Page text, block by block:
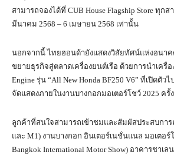
สามารถจองได้ที่ CUB House Flagship Store ทุก
มีนาคม 2568 – 6 เมษายน 2568 เท่านั้น
นอกจากนี้ ไทยฮอนด้ายังแสดงวิสัยทัศน์แห่งอนา
ขยายธุรกิจสู่ตลาดเครื่องยนต์เรือ ด้วยการนำเครื่อ
Engine รุ่น “All New Honda BF250 V6” ที่เปิดตั
จัดแสดงภายในงานบางกอกมอเตอร์โชว์ 2025 ครั้
ลูกค้าที่สนใจสามารถเข้าชมและสัมผัสประสบกา
และ M1) งานบางกอก อินเตอร์เนชั่นแนล มอเตอร์
Bangkok International Motor Show) อาคารชาเ